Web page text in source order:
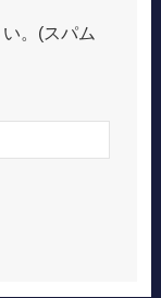
。(スパム